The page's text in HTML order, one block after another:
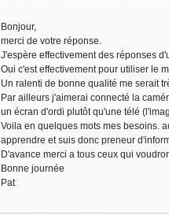
Bonjour,
merci de votre réponse.
J'espère effectivement des réponses
Oui c'est effectivement pour utiliser le
Un ralenti de bonne qualité me serait
Par ailleurs j'aimerai connecté la
un écran d'ordi plutôt qu'une télé
Voila en quelques mots mes besoins.
apprendre et suis donc preneur
D'avance merci a tous ceux qui
Bonne journée
Pat